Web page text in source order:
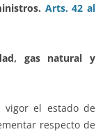
Arts. 42 al
gas natural y
vigor el estado de
respecto de